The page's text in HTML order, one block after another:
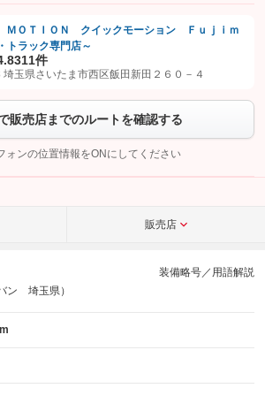
ネットを友だち追加してから「許可する」ボタンを押
い。
こちら
ＭＯＴＩＯＮ クイックモーション Ｆｕｊｉｍ
トラック専門店～
311件
玉県さいたま市西区飯田新田２６０－４
販売店までのルートを確認する
ォンの位置情報をONにしてください
販売店
ン 埼玉県）
装備略号／用語解説